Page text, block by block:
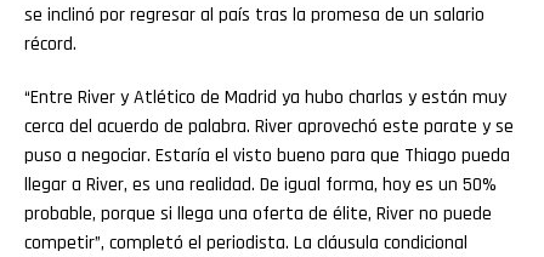
se inclinó por regresar al país tras la promesa de un salario
récord.
“Entre River y Atlético de Madrid ya hubo charlas y están muy
cerca del acuerdo de palabra. River aprovechó este parate y se
puso a negociar. Estaría el visto bueno para que Thiago pueda
llegar a River, es una realidad. De igual forma, hoy es un 50%
probable, porque si llega una oferta de élite, River no puede
competir”, completó el periodista. La cláusula condicional